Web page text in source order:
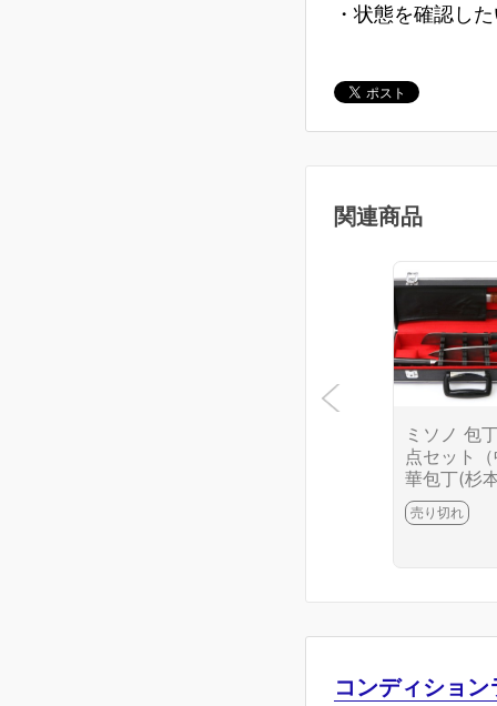
・状態を確認し
関連商品
ミソノ 包
点セット
華包丁(杉
出刃(藤次
薄刃(藤次
6699-2J10
売り切れ
コンディション